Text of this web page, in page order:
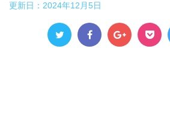
更新日： 2024年12月5日